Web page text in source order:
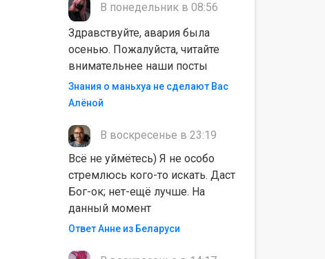
В понедельник в 08:56
Здравствуйте, авария была
осенью. Пожалуйста, читайте
внимательнее наши посты
Знания о маньхуа не сделают Вас
Алëной
В воскресенье в 23:19
Всё не уймётесь) Я не особо
стремлюсь кого-то искать. Даст
Бог-ок; нет-ещё лучше. На
данный момент
Ответ Анне из Беларуси